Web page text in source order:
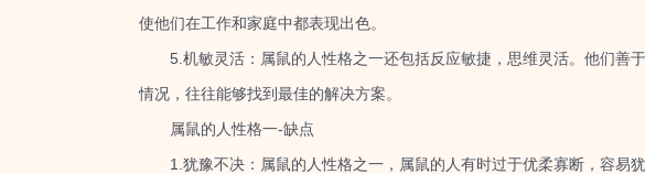
使他们在工作和家庭中都表现出色。
5.机敏灵活：属鼠的人性格之一还包括反应敏捷，思维灵活。他们善
情况，往往能够找到最佳的解决方案。
属鼠的人性格一-缺点
1.犹豫不决：属鼠的人性格之一，属鼠的人有时过于优柔寡断，容易